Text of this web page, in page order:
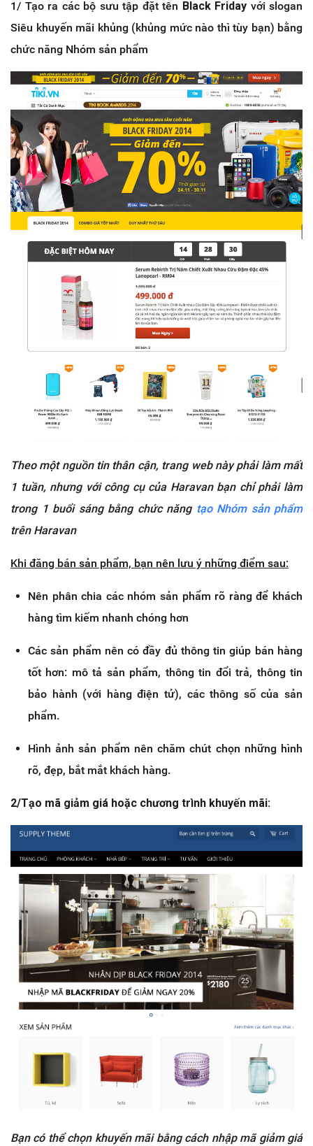
1/ Tạo ra các bộ sưu tập đặt tên Black Friday với slogan
Siêu khuyến mãi khủng (khủng mức nào thì tùy bạn) bằng
chức năng Nhóm sản phẩm
Theo một nguồn tin thân cận, trang web này phải làm mất
1 tuần, nhưng với công cụ của Haravan bạn chỉ phải làm
trong 1 buổi sáng bằng chức năng tạo Nhóm sản phẩm
trên Haravan
Khi đăng bán sản phẩm, bạn nên lưu ý những điểm sau:
Nên phân chia các nhóm sản phẩm rõ ràng để khách
hàng tìm kiếm nhanh chóng hơn
Các sản phẩm nên có đầy đủ thông tin giúp bán hàng
tốt hơn: mô tả sản phẩm, thông tin đổi trả, thông tin
bảo hành (với hàng điện tử), các thông số của sản
phẩm.
Hình ảnh sản phẩm nên chăm chút chọn những hình
rõ, đẹp, bắt mắt khách hàng.
2/Tạo mã giảm giá hoặc chương trình khuyến mãi:
Bạn có thể chọn khuyến mãi bằng cách nhập mã giảm giá